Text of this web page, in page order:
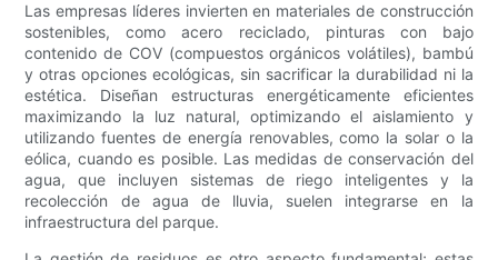
Las empresas líderes invierten en materiales de construcción
sostenibles, como acero reciclado, pinturas con bajo
contenido de COV (compuestos orgánicos volátiles), bambú
y otras opciones ecológicas, sin sacrificar la durabilidad ni la
estética. Diseñan estructuras energéticamente eficientes
maximizando la luz natural, optimizando el aislamiento y
utilizando fuentes de energía renovables, como la solar o la
eólica, cuando es posible. Las medidas de conservación del
agua, que incluyen sistemas de riego inteligentes y la
recolección de agua de lluvia, suelen integrarse en la
infraestructura del parque.